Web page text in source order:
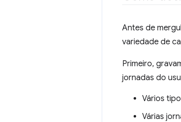
Antes de
variedade de
Primeiro,
jornadas do
Vários
Várias